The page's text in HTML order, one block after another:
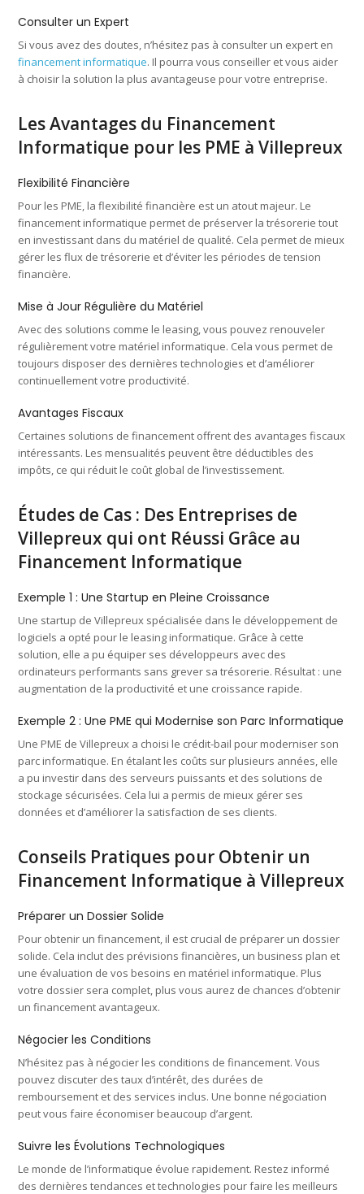
Consulter un Expert
Si vous avez des doutes, n’hésitez pas à consulter un expert en
financement informatique. Il pourra vous conseiller et vous aider
à choisir la solution la plus avantageuse pour votre entreprise.
Les Avantages du Financement
Informatique pour les PME à Villepreux
Flexibilité Financière
Pour les PME, la flexibilité financière est un atout majeur. Le
financement informatique permet de préserver la trésorerie tout
en investissant dans du matériel de qualité. Cela permet de mieux
gérer les flux de trésorerie et d’éviter les périodes de tension
financière.
Mise à Jour Régulière du Matériel
Avec des solutions comme le leasing, vous pouvez renouveler
régulièrement votre matériel informatique. Cela vous permet de
toujours disposer des dernières technologies et d’améliorer
continuellement votre productivité.
Avantages Fiscaux
Certaines solutions de financement offrent des avantages fiscaux
intéressants. Les mensualités peuvent être déductibles des
impôts, ce qui réduit le coût global de l’investissement.
Études de Cas : Des Entreprises de
Villepreux qui ont Réussi Grâce au
Financement Informatique
Exemple 1 : Une Startup en Pleine Croissance
Une startup de Villepreux spécialisée dans le développement de
logiciels a opté pour le leasing informatique. Grâce à cette
solution, elle a pu équiper ses développeurs avec des
ordinateurs performants sans grever sa trésorerie. Résultat : une
augmentation de la productivité et une croissance rapide.
Exemple 2 : Une PME qui Modernise son Parc Informatique
Une PME de Villepreux a choisi le crédit-bail pour moderniser son
parc informatique. En étalant les coûts sur plusieurs années, elle
a pu investir dans des serveurs puissants et des solutions de
stockage sécurisées. Cela lui a permis de mieux gérer ses
données et d’améliorer la satisfaction de ses clients.
Conseils Pratiques pour Obtenir un
Financement Informatique à Villepreux
Préparer un Dossier Solide
Pour obtenir un financement, il est crucial de préparer un dossier
solide. Cela inclut des prévisions financières, un business plan et
une évaluation de vos besoins en matériel informatique. Plus
votre dossier sera complet, plus vous aurez de chances d’obtenir
un financement avantageux.
Négocier les Conditions
N’hésitez pas à négocier les conditions de financement. Vous
pouvez discuter des taux d’intérêt, des durées de
remboursement et des services inclus. Une bonne négociation
peut vous faire économiser beaucoup d’argent.
Suivre les Évolutions Technologiques
Le monde de l’informatique évolue rapidement. Restez informé
des dernières tendances et technologies pour faire les meilleurs